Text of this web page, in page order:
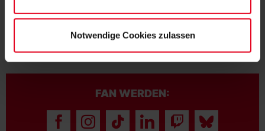
Notwendige Cookies zulassen
FAN WERDEN: